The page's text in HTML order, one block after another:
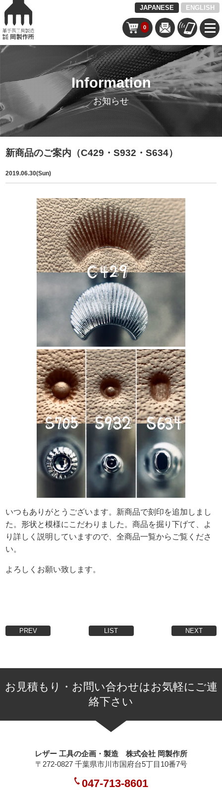
JAPANESE ENGLISH
0
Information
お知らせ
新商品のご案内（C429・S932・S634）
2019.06.30(Sun)
いつもありがとうございます。新商品で刻印を追加しまし
た。形状と模様にこだわりました。商品を掘り下げて、よ
り詳しく説明していますので、全商品一覧からご覧くださ
い。
よろしくお願い致します。
PREV LIST NEXT
お見積もり・お問い合わせはお気軽にご連
絡下さい
レザー 工具の企画・製造 株式会社 岡製作所
〒272-0827 千葉県市川市国府台5丁目10番7号
047-713-8601